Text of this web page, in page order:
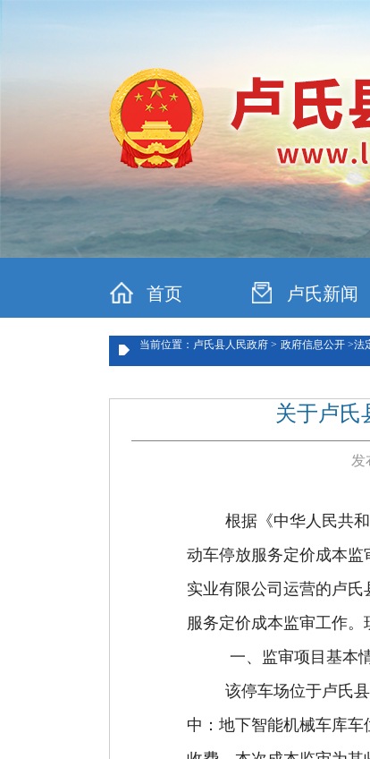
首页 卢氏新闻
当前位置：卢氏县人民政府 > 政府信息公开 >法
关于卢氏
发
根据《中华人民共
动车停放服务定价成本监
实业有限公司运营的卢氏
服务定价成本监审工作。
一、监审项目 基本
该停车场位于卢氏
中：地下智能机械车库车